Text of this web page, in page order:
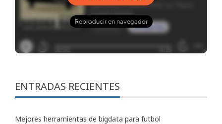
ENTRADAS RECIENTES
Mejores herramientas de bigdata para futbol